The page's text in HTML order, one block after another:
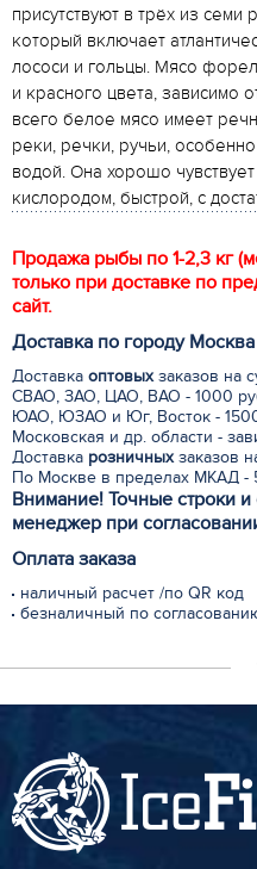
присутствуют в трёх из семи
который включает
лососи и гольцы. Мясо
и красного цвета, зависимо
всего белое мясо имеет
реки, речки, ручьи,
водой. Она хорошо
кислородом, быстрой, с
Продажа рыбы по 1-2,3 кг
только при доставке по
сайт.
Доставка по городу
Доставка оптовыхзаказов на
СВАО, ЗАО, ЦАО, ВАО - 1000
ЮАО, ЮЗАО и Юг, Восток -
Московская и др. области -
Доставка розничныхзаказов
По Москве в пределах МКАД -
Внимание! Точные строки и
менеджер при
Оплата заказа
наличный расчет /по QR код
безналичный по